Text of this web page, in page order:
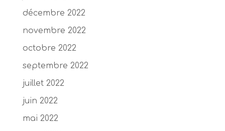
décembre 2022
novembre 2022
octobre 2022
septembre 2022
juillet 2022
juin 2022
mai 2022